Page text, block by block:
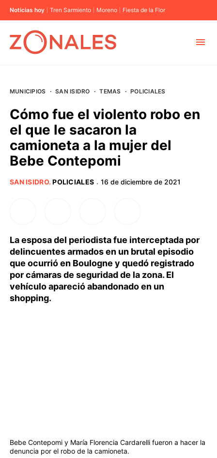
Noticias hoy Tren Sarmiento Moreno Fiesta de la Flor
BUENOS AIRES
PROVINCIAS
MUNICIPIOS · SAN ISIDRO · TEMAS · POLICIALES
Cómo fue el violento robo en
el que le sacaron la
camioneta a la mujer del
Bebe Contepomi
SAN ISIDRO.POLICIALES · 16 de diciembre de 2021
La esposa del periodista fue interceptada por
delincuentes armados en un brutal episodio
que ocurrió en Boulogne y quedó registrado
por cámaras de seguridad de la zona. El
vehículo apareció abandonado en un
shopping.
Bebe Contepomi y María Florencia Cardarelli fueron a hacer la
denuncia por el robo de la camioneta.